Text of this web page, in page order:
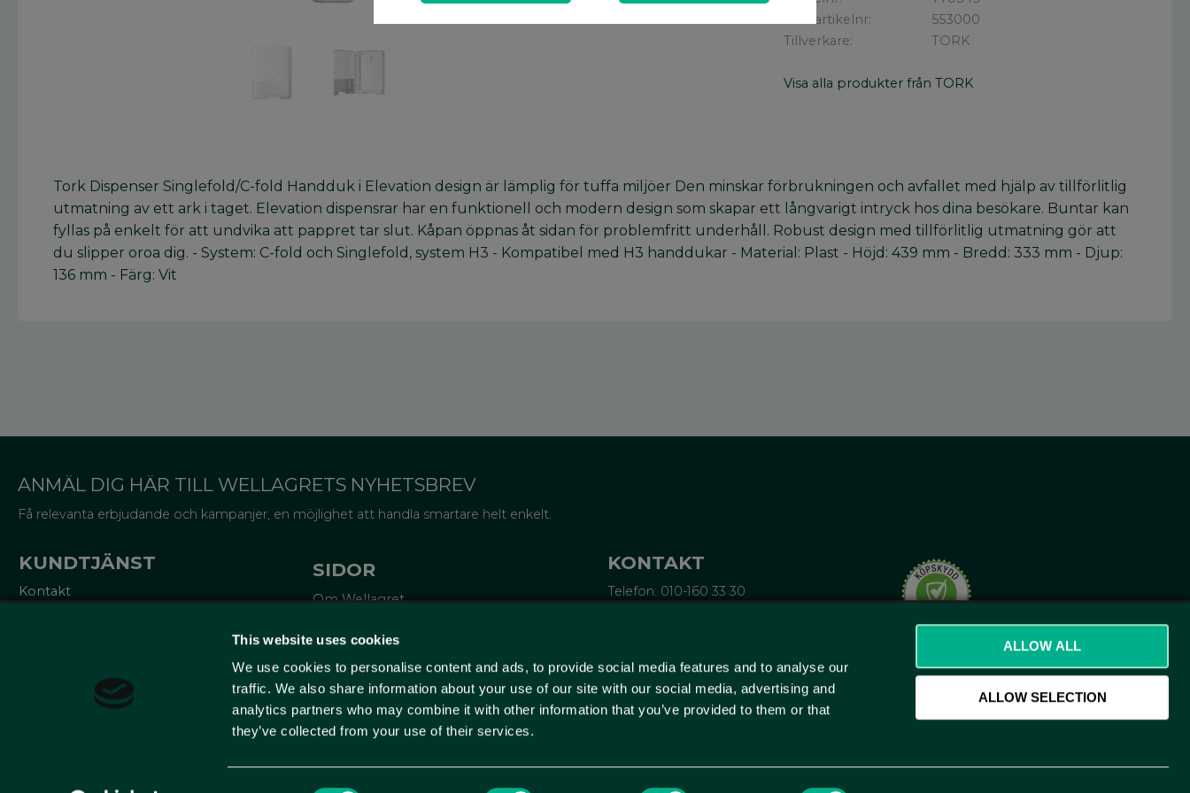
This website uses cookies
We use cookies to personalise content and ads, to provide social media features and to analyse our
traffic. We also share information about your use of our site with our social media, advertising and
analytics partners who may combine it with other information that you’ve provided to them or that
they’ve collected from your use of their services.
ALLOW ALL
ALLOW SELECTION
Tillv. artikelnr
553000
Tillverkare
TORK
Visa alla produkter från TORK
Tork Dispenser Singlefold/C-fold Handduk i Elevation design är lämplig för tuffa miljöer Den minskar förbrukningen och avfallet med hjälp av tillförlitlig
utmatning av ett ark i taget. Elevation dispensrar har en funktionell och modern design som skapar ett långvarigt intryck hos dina besökare. Buntar kan
fyllas på enkelt för att undvika att pappret tar slut. Kåpan öppnas åt sidan för problemfritt underhåll. Robust design med tillförlitlig utmatning gör att
du slipper oroa dig. - System: C-fold och Singlefold, system H3 - Kompatibel med H3 handdukar - Material: Plast - Höjd: 439 mm - Bredd: 333 mm - Djup:
136 mm - Färg: Vit
ANMÄL DIG HÄR TILL WELLAGRETS NYHETSBREV
Få relevanta erbjudande och kampanjer, en möjlighet att handla smartare helt enkelt.
KUNDTJÄNST
Kontakt
SIDOR
Om Wellagret
Miljö och certifieringar
Om emballage
10% på ditt första köp
Lär dig mer
KONTAKT
Telefon: 010-160 33 30
Wellagret
Triangeln 4
211 43 Malmö
Sverige